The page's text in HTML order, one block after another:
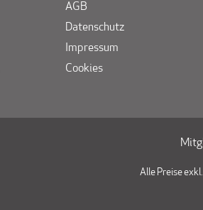
AGB
Datenschutz
Impressum
Cookies
Alle Preise